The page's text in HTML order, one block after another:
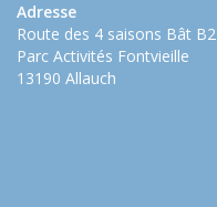
Adresse
Route des 4 saisons Bât B2
Parc Activités Fontvieille
13190 Allauch